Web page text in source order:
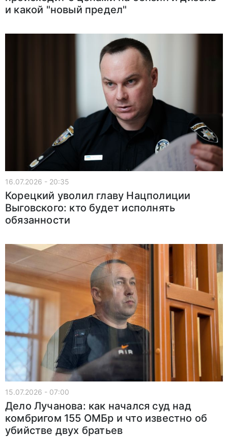
и какой "новый предел"
16.07.2026 - 20:35
Корецкий уволил главу Нацполиции
Выговского: кто будет исполнять
обязанности
15.07.2026 - 07:00
Дело Лучанова: как начался суд над
комбригом 155 ОМБр и что известно об
убийстве двух братьев